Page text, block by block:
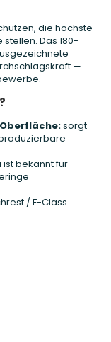
die höchste
Das 180-
—
sorgt
ist bekannt für
/ F-Class